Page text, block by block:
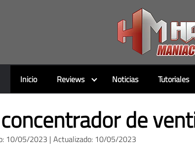
Inicio Reviews Noticias Tutoriales
de
10/05/2023 | Actualizado: 10/05/2023